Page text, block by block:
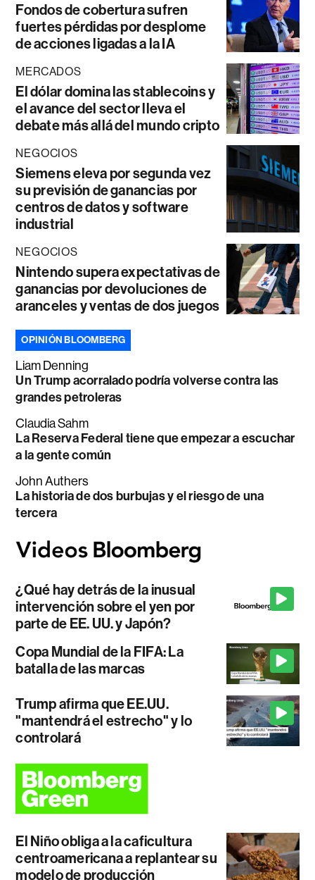
Fondos de cobertura sufren
fuertes pérdidas por desplome
de acciones ligadas a la IA
MERCADOS
El dólar domina las stablecoins y
el avance del sector lleva el
debate más allá del mundo cripto
NEGOCIOS
Siemens eleva por segunda vez
su previsión de ganancias por
centros de datos y software
industrial
NEGOCIOS
Nintendo supera expectativas de
ganancias por devoluciones de
aranceles y ventas de dos juegos
OPINIÓN BLOOMBERG
Liam Denning
Un Trump acorralado podría volverse contra las
grandes petroleras
Claudia Sahm
La Reserva Federal tiene que empezar a escuchar
a la gente común
John Authers
La historia de dos burbujas y el riesgo de una
tercera
¿Qué hay detrás de la inusual
intervención sobre el yen por
parte de EE. UU. y Japón?
Copa Mundial de la FIFA: La
batalla de las marcas
Trump afirma que EE.UU.
"mantendrá el estrecho" y lo
controlará
El Niño obliga a la caficultura
centroamericana a replantear su
modelo de producción